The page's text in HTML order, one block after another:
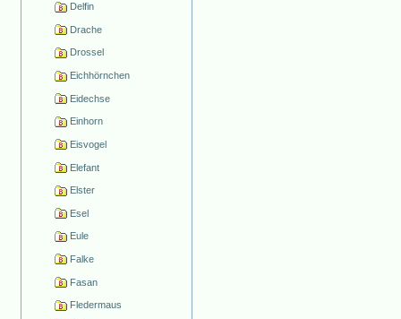
Delfin
Drache
Drossel
Eichhörnchen
Eidechse
Einhorn
Eisvogel
Elefant
Elster
Esel
Eule
Falke
Fasan
Fledermaus